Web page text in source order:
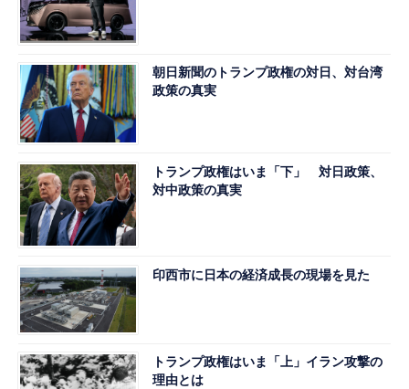
朝日新聞のトランプ政権の対日、対台湾
政策の真実
トランプ政権はいま「下」 対日政策、
対中政策の真実
印西市に日本の経済成長の現場を見た
トランプ政権はいま「上」イラン攻撃の
理由とは